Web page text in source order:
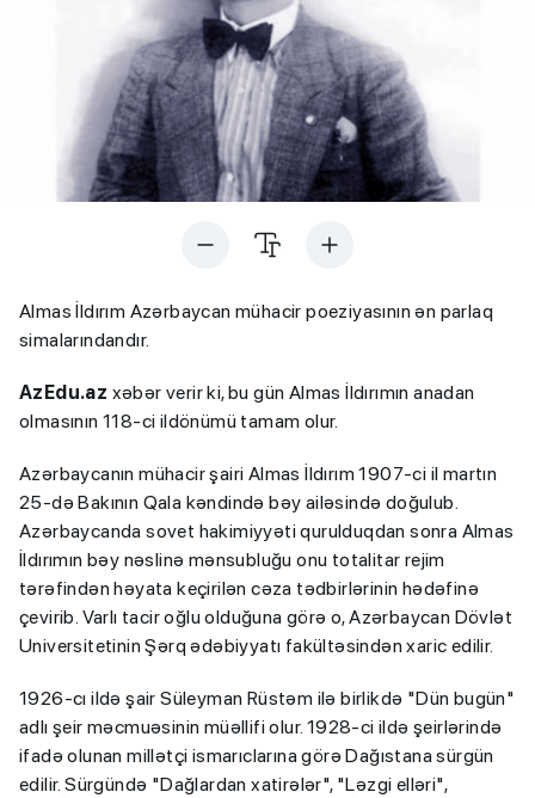
Almas İldırım Azərbaycan mühacir poeziyasının ən parlaq
simalarındandır.
AzEdu.az xəbər verir ki, bu gün Almas İldırımın anadan
olmasının 118-ci ildönümü tamam olur.
Azərbaycanın mühacir şairi Almas İldırım 1907-ci il martın
25-də Bakının Qala kəndində bəy ailəsində doğulub.
Azərbaycanda sovet hakimiyyəti qurulduqdan sonra Almas
İldırımın bəy nəslinə mənsubluğu onu totalitar rejim
tərəfindən həyata keçirilən cəza tədbirlərinin hədəfinə
çevirib. Varlı tacir oğlu olduğuna görə o, Azərbaycan Dövlət
Universitetinin Şərq ədəbiyyatı fakültəsindən xaric edilir.
1926-cı ildə şair Süleyman Rüstəm ilə birlikdə "Dün bugün"
adlı şeir məcmuəsinin müəllifi olur. 1928-ci ildə şeirlərində
ifadə olunan millətçi ismarıclarına görə Dağıstana sürgün
edilir. Sürgündə "Dağlardan xatirələr", "Ləzgi elləri",